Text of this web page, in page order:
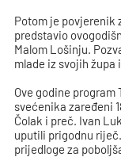
Potom je povjerenik
predstavio
Malom Lošinju.
mlade iz svojih župa
Ove godine
svećenika zaređeni
Čolak i preč. Ivan
uputili prigodnu
prijedloge za